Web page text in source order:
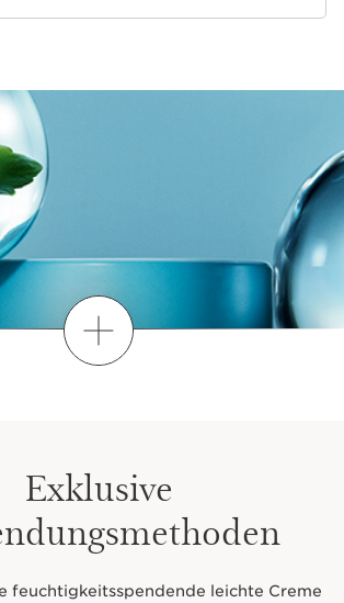
Mehr entdecken
Exklusive
feuchtigkeitsspendende leichte Creme